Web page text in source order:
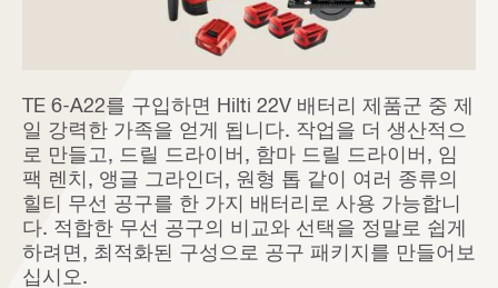
TE 6-A22를 구입하면 Hilti 22V 배터리 제품군 중 제
일 강력한 가족을 얻게 됩니다. 작업을 더 생산적으
로 만들고, 드릴 드라이버, 함마 드릴 드라이버, 임
팩 렌치, 앵글 그라인더, 원형 톱 같이 여러 종류의
힐티 무선 공구를 한 가지 배터리로 사용 가능합니
다. 적합한 무선 공구의 비교와 선택을 정말로 쉽게
하려면, 최적화된 구성으로 공구 패키지를 만들어보
십시오.